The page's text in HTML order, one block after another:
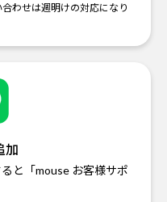
わせは週明けの対応になり
加
と「mouse お客様サポ